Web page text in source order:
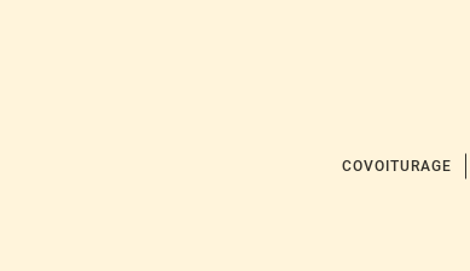
COVOITURAGE